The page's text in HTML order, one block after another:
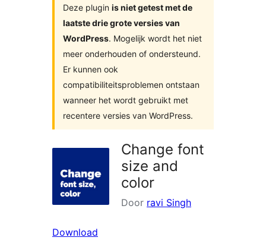
Deze plugin is niet getest met de
laatste drie grote versies van
WordPress. Mogelijk wordt het niet
meer onderhouden of ondersteund.
Er kunnen ook
compatibiliteitsproblemen ontstaan
wanneer het wordt gebruikt met
recentere versies van WordPress.
Change font
size and
color
Door ravi Singh
Download